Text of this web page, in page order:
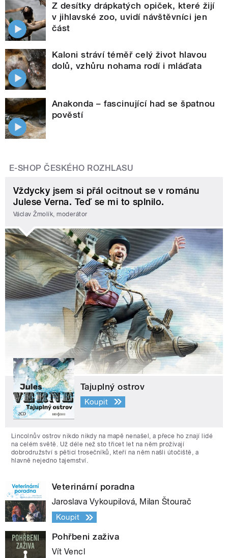
Z desítky drápkatých opiček, které žijí
v jihlavské zoo, uvidí návštěvníci jen
část
Kaloni stráví téměř celý život hlavou
dolů, vzhůru nohama rodí i mláďata
Anakonda – fascinující had se špatnou
pověstí
E-SHOP ČESKÉHO ROZHLASU
Vždycky jsem si přál ocitnout se v románu
Julese Verna. Teď se mi to splnilo.
Václav Žmolík, moderátor
Tajuplný ostrov
Koupit
Lincolnův ostrov nikdo nikdy na mapě nenašel, a přece ho znají lidé
na celém světě. Už déle než sto třicet let na něm prožívají
dobrodružství s pěticí trosečníků, kteří na něm našli útočiště, a
hlavně nejedno tajemství.
Veterinární poradna
Jaroslava Vykoupilová, Milan Štourač
Koupit
Pohřbeni zaživa
Vít Vencl